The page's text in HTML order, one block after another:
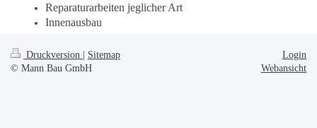
Reparaturarbeiten jeglicher Art
Innenausbau
Druckversion
Sitemap
© Mann Bau GmbH
Login
Webansicht